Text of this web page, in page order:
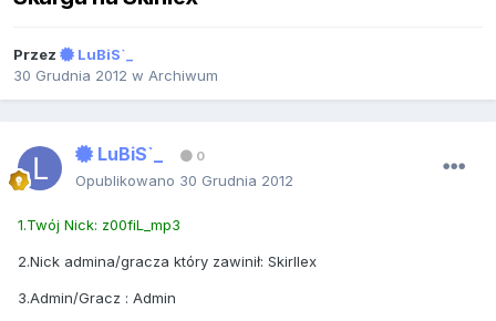
Przez
LuBiS`_
30 Grudnia 2012 w Archiwum
LuBiS`_ 0
Opublikowano 30 Grudnia 2012
1.Twój Nick: z00fiL_mp3
2.Nick admina/gracza który zawinił: Skirllex
3.Admin/Gracz : Admin